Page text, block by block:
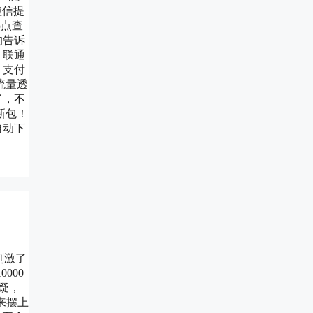
提
查
告诉
通
支付
量透
，不
！
动下
激了
，
摆上